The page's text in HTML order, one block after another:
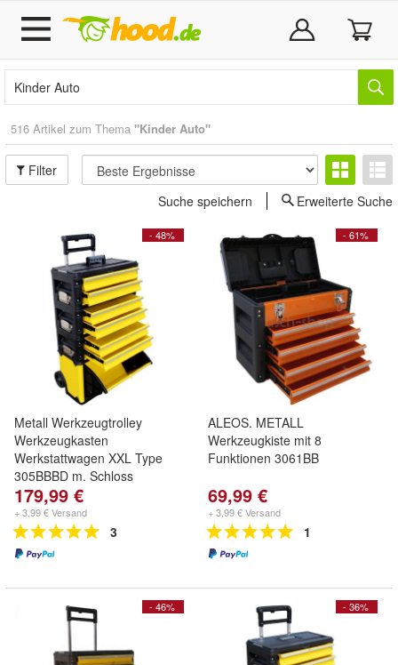
516 Artikel zum Thema "Kinder Auto"
Filter
Suche speichern
Erweiterte Suche
- 48%
Metall Werkzeugtrolley
Werkzeugkasten
Werkstattwagen XXL Type
305BBBD m. Schloss
179,99 €
+ 3,99 € Versand
3
- 61%
ALEOS. METALL
Werkzeugkiste mit 8
Funktionen 3061BB
69,99 €
+ 3,99 € Versand
1
- 46% - 36%